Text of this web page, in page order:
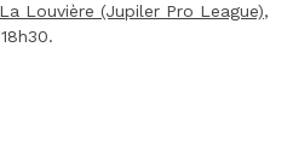
Louvière (Jupiler Pro League),